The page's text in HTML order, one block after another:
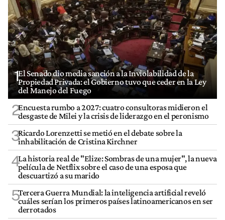
1El Senado dio media sanción a la Inviolabilidad de la
Propiedad Privada: el Gobierno tuvo que ceder en la Ley
del Manejo del Fuego
2Encuesta rumbo a 2027: cuatro consultoras midieron el
desgaste de Milei y la crisis de liderazgo en el peronismo
3Ricardo Lorenzetti se metió en el debate sobre la
inhabilitación de Cristina Kirchner
4La historia real de "Elize: Sombras de una mujer", la nueva
película de Netflix sobre el caso de una esposa que
descuartizó a su marido
5Tercera Guerra Mundial: la inteligencia artificial reveló
cuáles serían los primeros países latinoamericanos en ser
derrotados